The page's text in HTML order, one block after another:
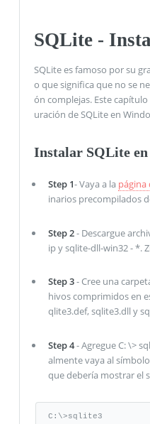
SQLite -
SQLite es famoso por su
o que significa que no se
ón complejas. Este
uración de SQLite en
Instalar SQLite
Step 1- Vaya a la página
inarios precompilados
Step 2- Descargue
ip y sqlite-dll-win32 - *.
Step 3- Cree una
hivos comprimidos en
qlite3.def, sqlite3.dll y
Step 4- Agregue C: \>
almente vaya al
que debería mostrar el
C:\>sqlite3